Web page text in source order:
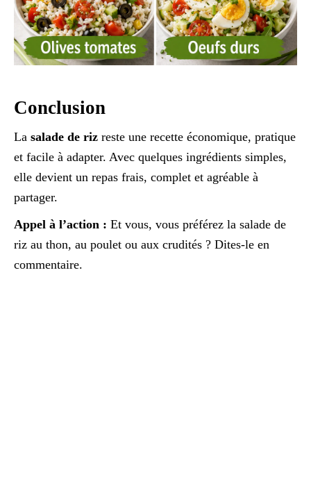
Conclusion
La salade de riz reste une recette économique, pratique
et facile à adapter. Avec quelques ingrédients simples,
elle devient un repas frais, complet et agréable à
partager.
Appel à l’action : Et vous, vous préférez la salade de
riz au thon, au poulet ou aux crudités ? Dites-le en
commentaire.